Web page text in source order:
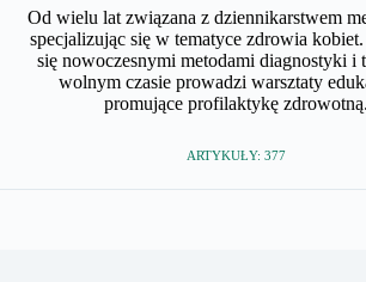
Od wielu lat związana z dziennikarstwem
specjalizując się w tematyce zdrowia
się nowoczesnymi metodami diagnostyki i
wolnym czasie prowadzi warsztaty
promujące profilaktykę zdrowotną.
ARTYKUŁY: 377